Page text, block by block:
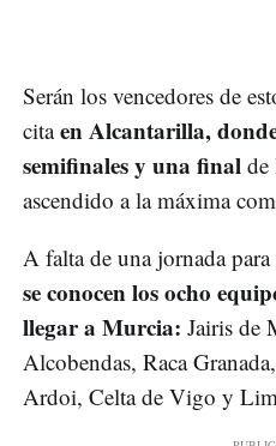
Serán los vencedores de
citaen Alcantarilla,
semifinales y una final de
ascendido a la máxima
A falta de una jornada
se conocen los ocho
llegar a Murcia: Jairis de
Alcobendas, Raca
Ardoi, Celta de Vigo y